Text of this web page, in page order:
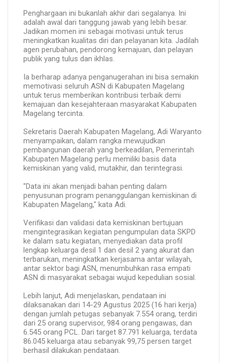
Penghargaan ini bukanlah akhir dari segalanya. Ini
adalah awal dari tanggung jawab yang lebih besar.
Jadikan momen ini sebagai motivasi untuk terus
meningkatkan kualitas diri dan pelayanan kita. Jadilah
agen perubahan, pendorong kemajuan, dan pelayan
publik yang tulus dan ikhlas.
Ia berharap adanya penganugerahan ini bisa semakin
memotivasi seluruh ASN di Kabupaten Magelang
untuk terus memberikan kontribusi terbaik demi
kemajuan dan kesejahteraan masyarakat Kabupaten
Magelang tercinta.
Sekretaris Daerah Kabupaten Magelang, Adi Waryanto
menyampaikan, dalam rangka mewujudkan
pembangunan daerah yang berkeadilan, Pemerintah
Kabupaten Magelang perlu memiliki basis data
kemiskinan yang valid, mutakhir, dan terintegrasi.
"Data ini akan menjadi bahan penting dalam
penyusunan program penanggulangan kemiskinan di
Kabupaten Magelang," kata Adi.
Verifikasi dan validasi data kemiskinan bertujuan
mengintegrasikan kegiatan pengumpulan data SKPD
ke dalam satu kegiatan, menyediakan data profil
lengkap keluarga desil 1 dan desil 2 yang akurat dan
terbarukan, meningkatkan kerjasama antar wilayah,
antar sektor bagi ASN, menumbuhkan rasa empati
ASN di masyarakat sebagai wujud kepedulian sosial.
Lebih lanjut, Adi menjelaskan, pendataan ini
dilaksanakan dari 14-29 Agustus 2025 (16 hari kerja)
dengan jumlah petugas sebanyak 7.554 orang, terdiri
dari 25 orang supervisor, 984 orang pengawas, dan
6.545 orang PCL. Dari target 87.791 keluarga, terdata
86.045 keluarga atau sebanyak 99,75 persen target
berhasil dilakukan pendataan.